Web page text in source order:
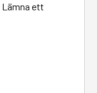
Lämna ett